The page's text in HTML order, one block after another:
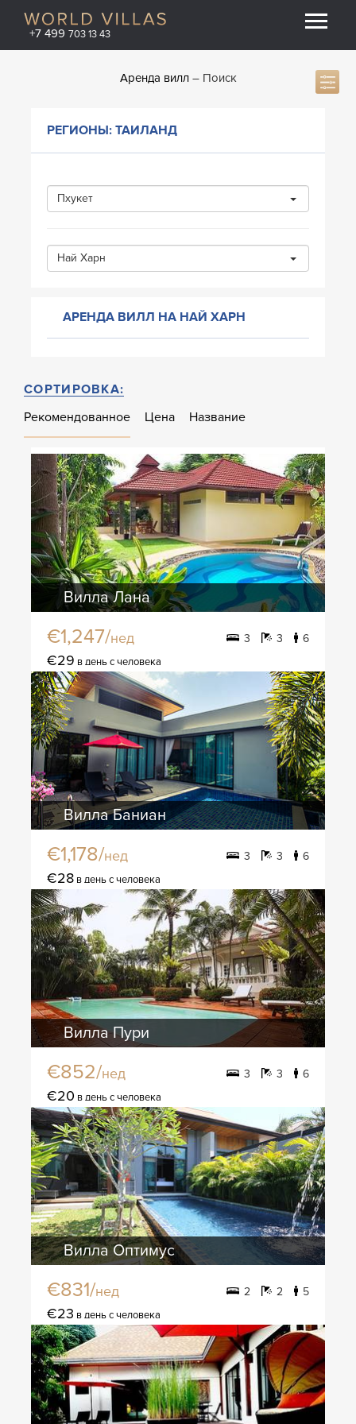
+7 499 703 13 43
Аренда вилл Поиск
РЕГИОНЫ: ТАИЛАНД
Пхукет
Най Харн
АРЕНДА ВИЛЛ НА НАЙ ХАРН
СОРТИРОВКА:
Рекомендованное
Цена Название
Вилла Лана
€1,247/нед 3 3 6
€29 в день с человека
Вилла Баниан
€1,178/нед 3 3 6
€28 в день с человека
Вилла Пури
€852/нед 3 3 6
€20 в день с человека
Вилла Оптимус
€831/нед 2 2 5
€23 в день с человека